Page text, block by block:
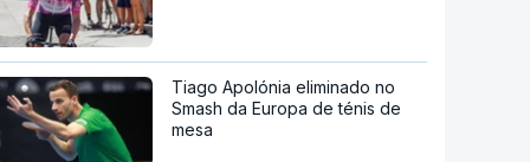
Tiago Apolónia eliminado no
Smash da Europa de ténis de
mesa